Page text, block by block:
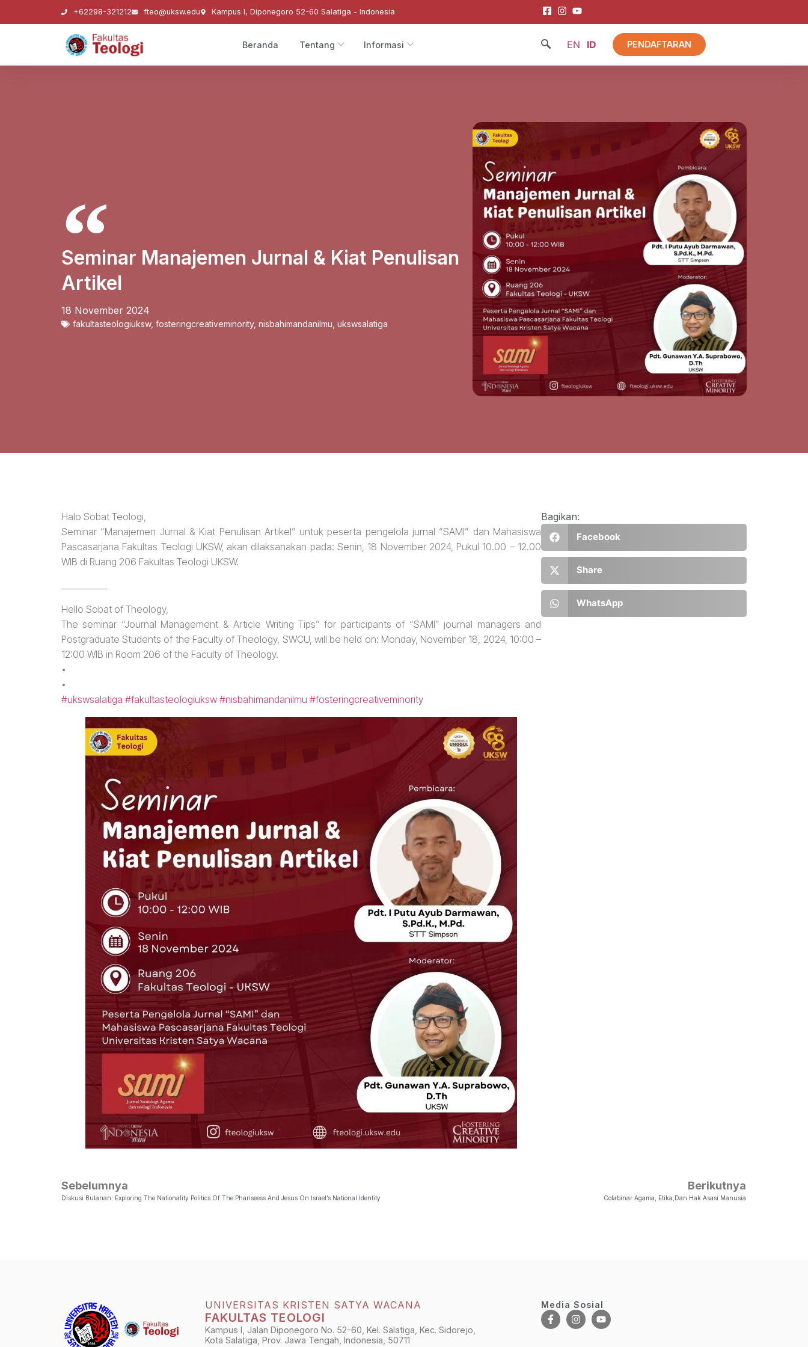
+62298-321212 fteo@uksw.edu Kampus I, Diponegoro 52-60 Salatiga - Indonesia
Beranda Tentang Informasi EN ID PENDAFTARAN
Seminar Manajemen Jurnal & Kiat Penulisan
Artikel
18 November 2024
fakultasteologiuksw, fosteringcreativeminority, nisbahimandanilmu ukswsalatiga
Halo Sobat Teologi,
Seminar “Manajemen Jurnal & Kiat Penulisan Artikel” untuk peserta pengelola jurnal “SAMI” dan Mahasiswa
Pascasarjana Fakultas Teologi UKSW, akan dilaksanakan pada: Senin, 18 November 2024, Pukul 10.00 – 12.00
WIB di Ruang 206 Fakultas Teologi UKSW.
Hello Sobat of Theology,
The seminar “Journal Management & Article Writing Tips” for participants of “SAMI” journal managers and
Postgraduate Students of the Faculty of Theology, SWCU, will be held on: Monday, November 18, 2024, 10:00 –
12:00 WIB in Room 206 of the Faculty of Theology.
•
•
#ukswsalatiga #fakultasteologiuksw #nisbahimandanilmu #fosteringcreativeminority
Bagikan:
Facebook
Share
WhatsApp
Sebelumnya
Diskusi Bulanan: Exploring The Nationality Politics Of The Phariseess And Jesus On Israel’s National Identity
Berikutnya
Colabinar Agama, Etika,dan Hak Asasi Manusia
UNIVERSITAS KRISTEN SATYA WACANA
FAKULTAS TEOLOGI
Kampus I, Jalan Diponegoro No. 52-60, Kel. Salatiga, Kec. Sidorejo,
Kota Salatiga, Prov. Jawa Tengah, Indonesia, 50711
Media Sosial